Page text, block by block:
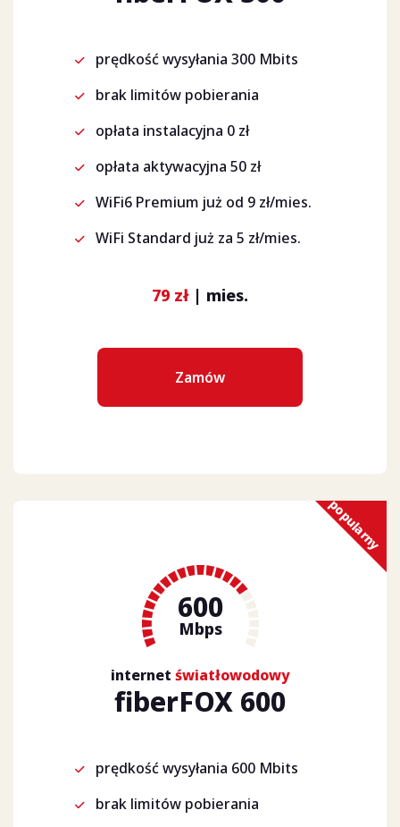
prędkość wysyłania 300 Mbits
brak limitów pobierania
opłata instalacyjna 0 zł
opłata aktywacyjna 50 zł
WiFi6 Premium już od 9 zł/mies.
WiFi Standard już za 5 zł/mies.
79 zł | mies.
Zamów
popularny
600
Mbps
internet światłowodowy
fiberFOX 600
prędkość wysyłania 600 Mbits
brak limitów pobierania